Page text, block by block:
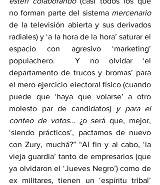
no forman parte del sistema mercenario
de la televisión abierta y sus derivados
radiales) y ‘a la hora de la hora’ saturar el
espacio con agresivo ‘marketing’
populachero.  Y no olvidar ‘el
departamento de trucos y bromas’ para
el mero ejercicio electoral físico (cuando
puede que ‘haya que volarse’ a otro
molesto par de candidatos)
y para el
conteo de votos... ¿o será que, mejor,
‘siendo prácticos’, pactamos de nuevo
con Zury, muchá?” “Al fin y al cabo, ‘la
vieja guardia’ tanto de empresarios (que
ya olvidaron el ‘Jueves Negro’) como de
ex militares, tienen un ‘espíritu tribal’